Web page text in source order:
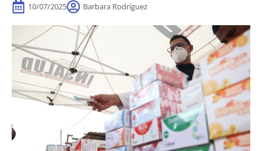
10/07/2025 Barbara Rodríguez